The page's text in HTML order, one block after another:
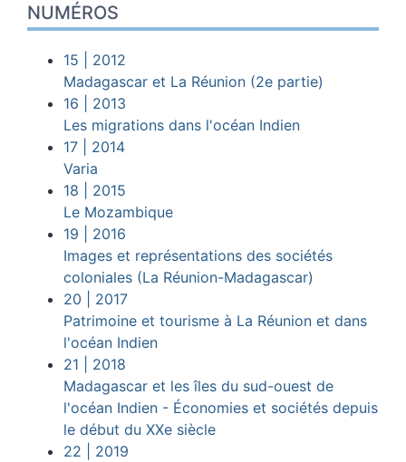
NUMÉROS
15 | 2012
Madagascar et La Réunion (2e partie)
16 | 2013
Les migrations dans l'océan Indien
17 | 2014
Varia
18 | 2015
Le Mozambique
19 | 2016
Images et représentations des sociétés
coloniales (La Réunion-Madagascar)
20 | 2017
Patrimoine et tourisme à La Réunion et dans
l'océan Indien
21 | 2018
Madagascar et les îles du sud-ouest de
l'océan Indien - Économies et sociétés depuis
le début du XXe siècle
22 | 2019